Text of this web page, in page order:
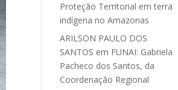
Proteção Territorial em terra
indígena no Amazonas
ARILSON PAULO DOS
SANTOS em FUNAI: Gabriela
Pacheco dos Santos, da
Coordenação Regional